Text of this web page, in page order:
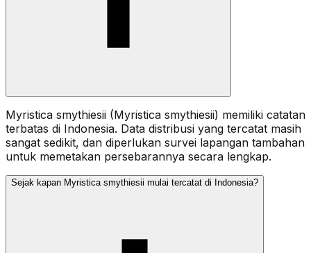
Myristica smythiesii (Myristica smythiesii) memiliki catatan
terbatas di Indonesia. Data distribusi yang tercatat masih
sangat sedikit, dan diperlukan survei lapangan tambahan
untuk memetakan persebarannya secara lengkap.
Sejak kapan Myristica smythiesii mulai tercatat di Indonesia?